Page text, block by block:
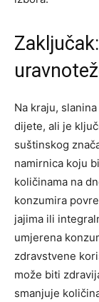
Na kraju,
dijete, ali je
suštinskog
namirnica koju
količinama na
konzumira
jajima ili
umjerena
zdravstvene
može biti
smanjuje